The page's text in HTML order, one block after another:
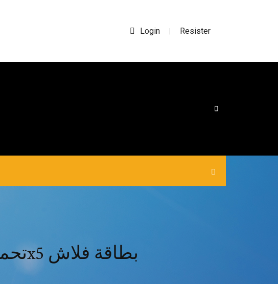
Login | Resister
تحميل مجاني قالب مايكروسوفت وورد 3x5 بطاقة فلاش